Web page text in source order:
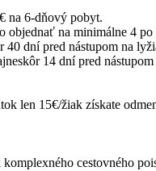
na 6-dňový pobyt.
objednať na minimálne 4 po
40 dní pred nástupom na
14 dní pred
len 15€/žiak získate
cestovného